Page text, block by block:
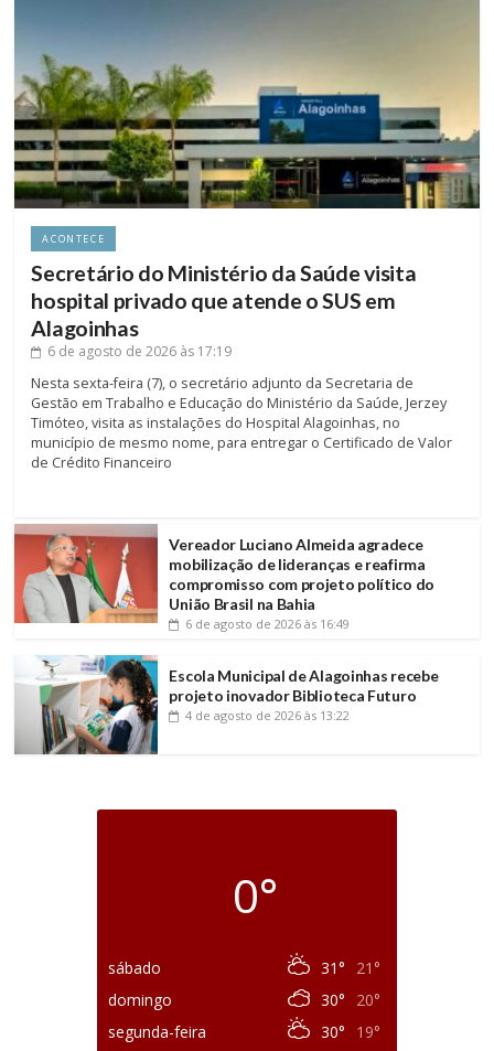
ACONTECE
Secretário do Ministério da Saúde visita
hospital privado que atende o SUS em
Alagoinhas
6 de agosto de 2026 às 17:19
Nesta sexta-feira (7), o secretário adjunto da Secretaria de
Gestão em Trabalho e Educação do Ministério da Saúde, Jerzey
Timóteo, visita as instalações do Hospital Alagoinhas, no
município de mesmo nome, para entregar o Certificado de Valor
de Crédito Financeiro
Vereador Luciano Almeida agradece
mobilização de lideranças e reafirma
compromisso com projeto político do
União Brasil na Bahia
6 de agosto de 2026 às 16:49
Escola Municipal de Alagoinhas recebe
projeto inovador Biblioteca Futuro
4 de agosto de 2026 às 13:22
0°
sábado 31°
21°
domingo
30°
20°
segunda-feira
30° 19°